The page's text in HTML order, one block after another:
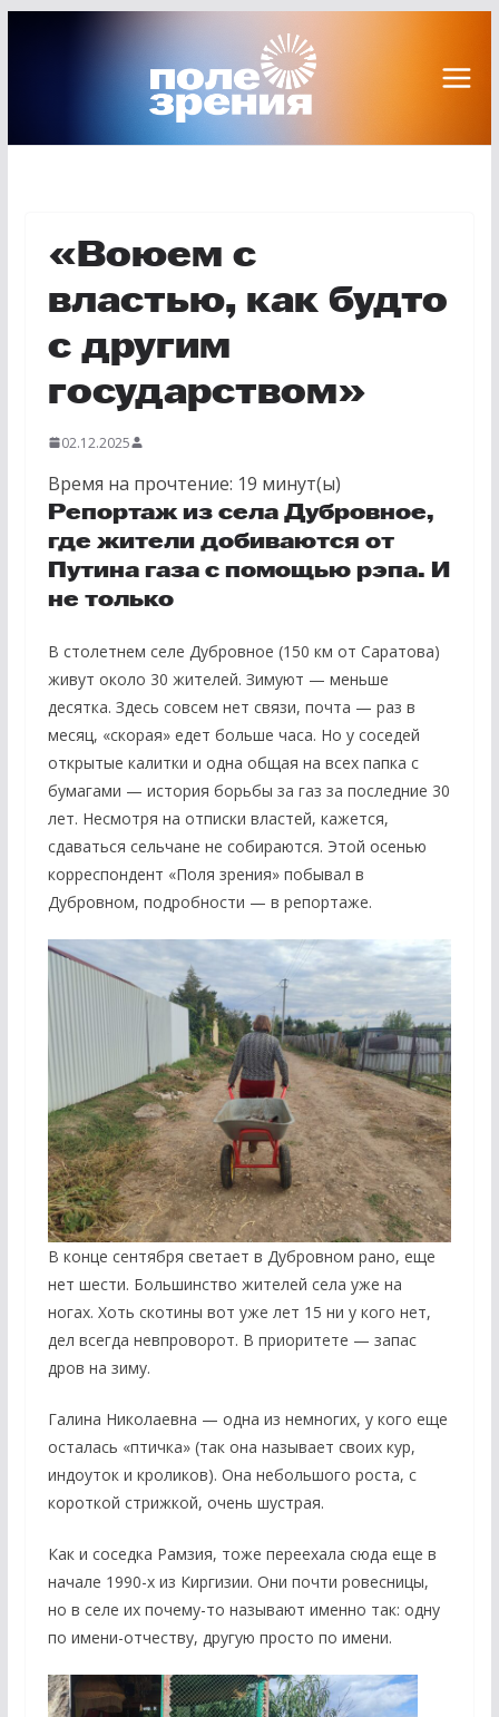
«Воюем с
властью, как будто
с другим
государством»
02.12.2025
Время на прочтение: 19 минут(ы)
Репортаж из села Дубровное,
где жители добиваются от
Путина газа с помощью рэпа. И
не только
В столетнем селе Дубровное (150 км от Саратова)
живут около 30 жителей. Зимуют — меньше
десятка. Здесь совсем нет связи, почта — раз в
месяц, «скорая» едет больше часа. Но у соседей
открытые калитки и одна общая на всех папка с
бумагами — история борьбы за газ за последние 30
лет. Несмотря на отписки властей, кажется,
сдаваться сельчане не собираются. Этой осенью
корреспондент «Поля зрения» побывал в
Дубровном, подробности — в репортаже.
В конце сентября светает в Дубровном рано, еще
нет шести. Большинство жителей села уже на
ногах. Хоть скотины вот уже лет 15 ни у кого нет,
дел всегда невпроворот. В приоритете — запас
дров на зиму.
Галина Николаевна — одна из немногих, у кого еще
осталась «птичка» (так она называет своих кур,
индоуток и кроликов). Она небольшого роста, с
короткой стрижкой, очень шустрая.
Как и соседка Рамзия, тоже переехала сюда еще в
начале 1990-х из Киргизии. Они почти ровесницы,
но в селе их почему-то называют именно так: одну
по имени-отчеству, другую просто по имени.